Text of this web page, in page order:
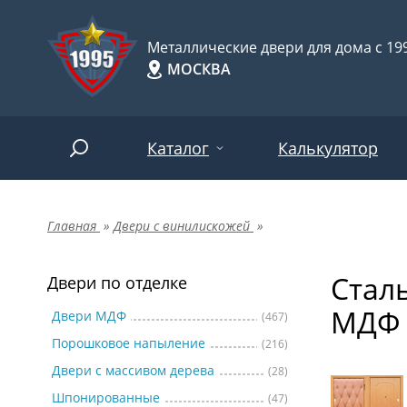
Металлические двери для дома с
МОСКВА
Каталог
Двери по отделке
Двери по назначению
Двери по особенностям
Калькулятор
Главная » Двери с винилискожей »
Двери по отделке
Двери МДФ (467)
Порошковое напыление (216)
Двери с массивом дерева (28)
Шпонированные (47)
МДФ